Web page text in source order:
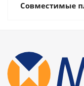
Совместимые